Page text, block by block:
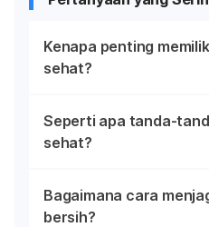
Kenapa penting
sehat?
Seperti apa tanda-
sehat?
Bagaimana cara
bersih?